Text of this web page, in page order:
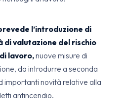
l’introduzione di
di valutazione del rischio
lavoro,nuove misure di
da introdurre a seconda
importanti novità relative alla
antincendio.